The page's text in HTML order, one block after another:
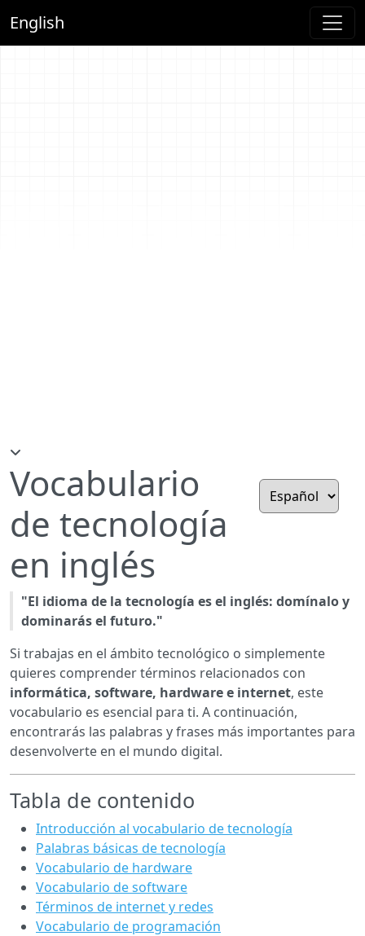
English
Vocabulario
de tecnología
en inglés
"El idioma de la tecnología es el inglés: domínalo y
dominarás el futuro."
Si trabajas en el ámbito tecnológico o simplemente
quieres comprender términos relacionados con
informática, software, hardware e internet, este
vocabulario es esencial para ti. A continuación,
encontrarás las palabras y frases más importantes para
desenvolverte en el mundo digital.
Tabla de contenido
Introducción al vocabulario de tecnología
Palabras básicas de tecnología
Vocabulario de hardware
Vocabulario de software
Términos de internet y redes
Vocabulario de programación